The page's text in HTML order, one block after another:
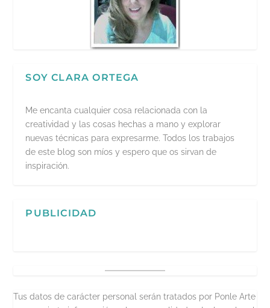
SOY CLARA ORTEGA
Me encanta cualquier cosa relacionada con la
creatividad y las cosas hechas a mano y explorar
nuevas técnicas para expresarme. Todos los trabajos
de este blog son míos y espero que os sirvan de
inspiración.
PUBLICIDAD
Tus datos de carácter personal serán tratados por Ponle Arte